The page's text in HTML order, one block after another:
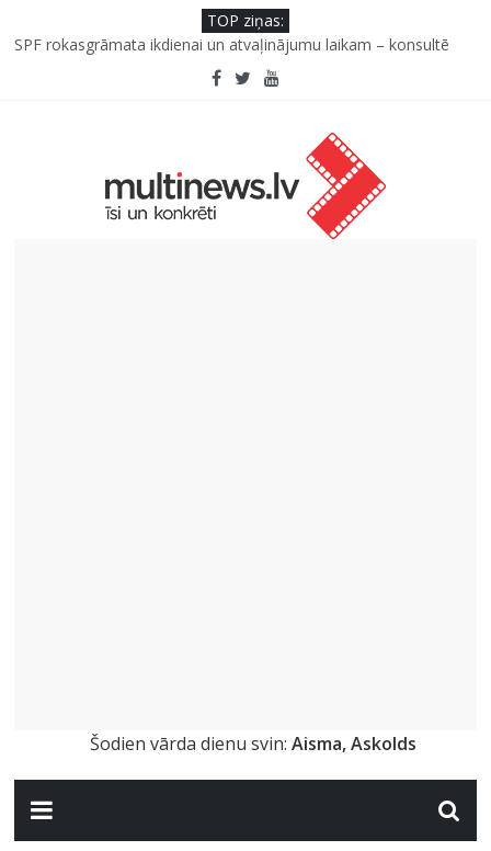
TOP ziņas:
Kad bērns atsakās no dārzeņiem: padomi un receptes, kas var
SPF rokasgrāmata ikdienai un atvaļinājumu laikam – konsultē
Iniciatīvā “Daru labu dabai” aicina palīdzēt atjaunot Jašas upes
Septiņas profesijas, kas izturēs mākslīgā intelekta laikmetu
Kāpēc padomju militāro mantojumu ir svarīgi izprast arī šodien
un kā to palīdz paveikt papildinātā realitāte
Šodien vārda dienu svin: Aisma, Askolds